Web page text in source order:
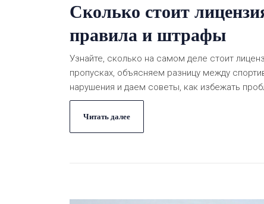
Сколько стоит
правила и штрафы
Узнайте, сколько на самом деле стоит
пропусках, объясняем разницу между
нарушения и даем советы, как избежать
Читать далее